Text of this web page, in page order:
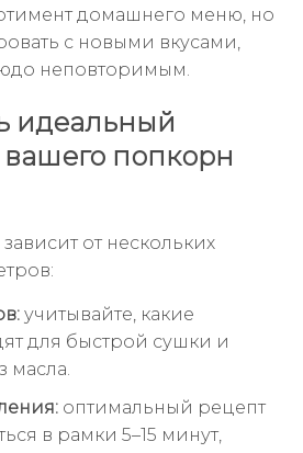
домашнего меню, но
с новыми вкусами,
неповторимым.
идеальный
попкорн
от нескольких
учитывайте, какие
для быстрой сушки и
масла.
оптимальный рецепт
в рамки 5–15 минут,